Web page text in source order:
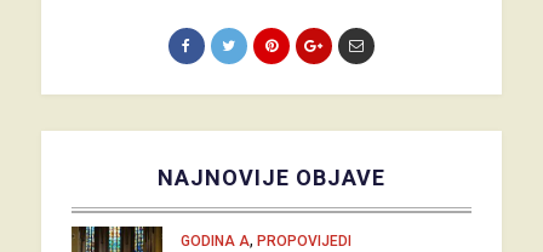
NAJNOVIJE OBJAVE
GODINA A, PROPOVIJEDI